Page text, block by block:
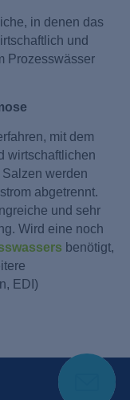
in denen das
und
Prozesswässer
mit dem
wirtschaftlichen
werden
abgetrennt.
und sehr
Wird eine noch
benötigt,
EDI)